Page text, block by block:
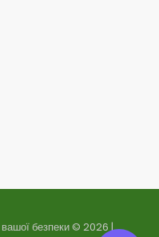
безпеки © 2026 |